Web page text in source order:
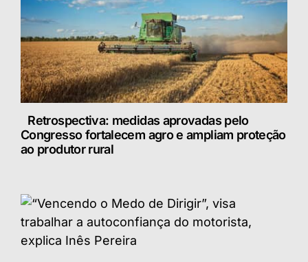
Retrospectiva: medidas aprovadas pelo
Congresso fortalecem agro e ampliam proteção
ao produtor rural